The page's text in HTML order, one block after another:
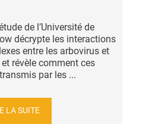
de l’Université de
décrypte les interactions
entre les arbovirus et
et révèle comment ces
par les ...
LA SUITE